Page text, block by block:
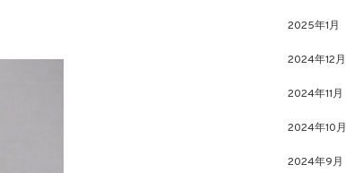
2025年1月
2024年12月
2024年11月
2024年10月
2024年9月